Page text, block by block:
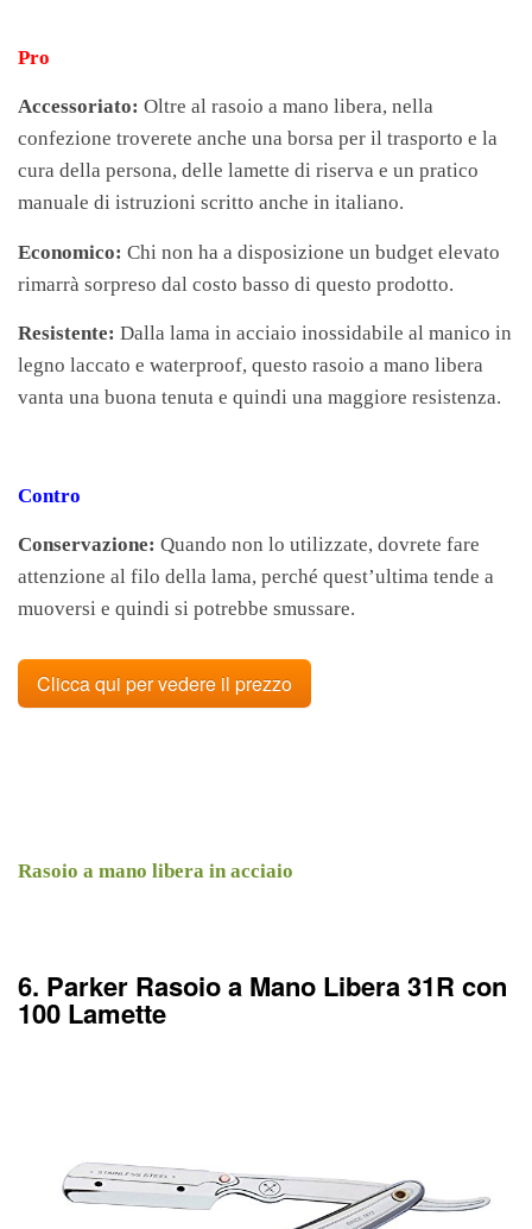
Pro
Accessoriato: Oltre al rasoio a mano libera, nella
confezione troverete anche una borsa per il trasporto e la
cura della persona, delle lamette di riserva e un pratico
manuale di istruzioni scritto anche in italiano.
Economico: Chi non ha a disposizione un budget elevato
rimarrà sorpreso dal costo basso di questo prodotto.
Resistente: Dalla lama in acciaio inossidabile al manico in
legno laccato e waterproof, questo rasoio a mano libera
vanta una buona tenuta e quindi una maggiore resistenza.
Contro
Conservazione: Quando non lo utilizzate, dovrete fare
attenzione al filo della lama, perché quest’ultima tende a
muoversi e quindi si potrebbe smussare.
Clicca qui per vedere il prezzo
Rasoio a mano libera in acciaio
6. Parker Rasoio a Mano Libera 31R con
100 Lamette